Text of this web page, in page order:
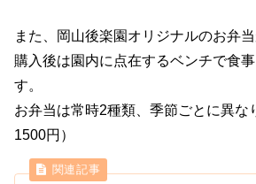
また、岡山後楽園オリジナルのお弁
購入後は園内に点在するベンチで食
す。
お弁当は常時2種類、季節ごとに異な
1500円）